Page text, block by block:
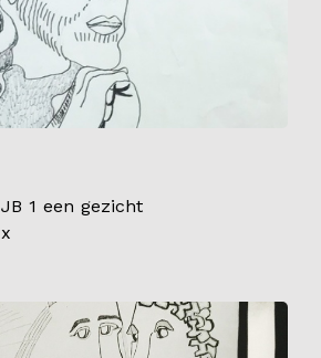
JB 1 een gezicht
x